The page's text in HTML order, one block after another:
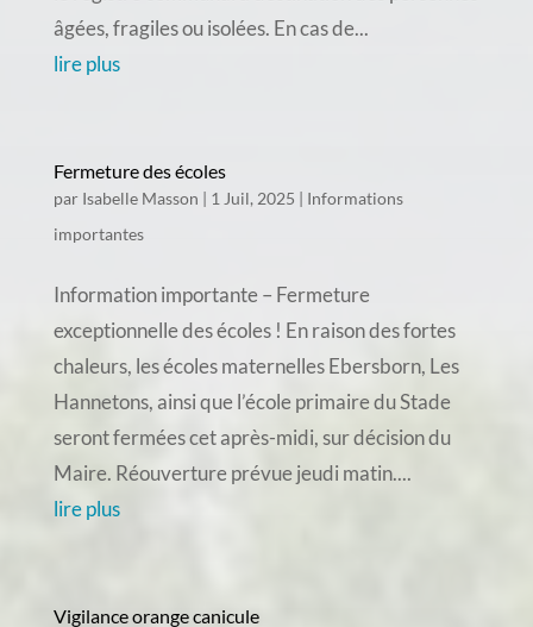
âgées, fragiles ou isolées. En cas de...
lire plus
Fermeture des écoles
par Isabelle Masson | 1 Juil, 2025 | Informations
importantes
Information importante – Fermeture
exceptionnelle des écoles ! En raison des fortes
chaleurs, les écoles maternelles Ebersborn, Les
Hannetons, ainsi que l’école primaire du Stade
seront fermées cet après-midi, sur décision du
Maire. Réouverture prévue jeudi matin....
lire plus
Vigilance orange canicule